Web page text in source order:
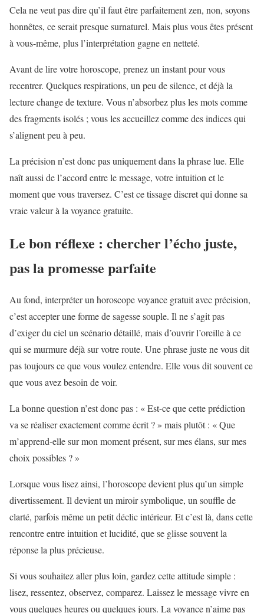
Cela ne veut pas dire qu’il faut être parfaitement zen, non, soyons
honnêtes, ce serait presque surnaturel. Mais plus vous êtes présent
à vous-même, plus l’interprétation gagne en netteté.
Avant de lire votre horoscope, prenez un instant pour vous
recentrer. Quelques respirations, un peu de silence, et déjà la
lecture change de texture. Vous n’absorbez plus les mots comme
des fragments isolés ; vous les accueillez comme des indices qui
s’alignent peu à peu.
La précision n’est donc pas uniquement dans la phrase lue. Elle
naît aussi de l’accord entre le message, votre intuition et le
moment que vous traversez. C’est ce tissage discret qui donne sa
vraie valeur à la voyance gratuite.
Le bon réflexe : chercher l’écho juste,
pas la promesse parfaite
Au fond, interpréter un horoscope voyance gratuit avec précision,
c’est accepter une forme de sagesse souple. Il ne s’agit pas
d’exiger du ciel un scénario détaillé, mais d’ouvrir l’oreille à ce
qui se murmure déjà sur votre route. Une phrase juste ne vous dit
pas toujours ce que vous voulez entendre. Elle vous dit souvent ce
que vous avez besoin de voir.
La bonne question n’est donc pas : « Est-ce que cette prédiction
va se réaliser exactement comme écrit ? » mais plutôt : « Que
m’apprend-elle sur mon moment présent, sur mes élans, sur mes
choix possibles ? »
Lorsque vous lisez ainsi, l’horoscope devient plus qu’un simple
divertissement. Il devient un miroir symbolique, un souffle de
clarté, parfois même un petit déclic intérieur. Et c’est là, dans cette
rencontre entre intuition et lucidité, que se glisse souvent la
réponse la plus précieuse.
Si vous souhaitez aller plus loin, gardez cette attitude simple :
lisez, ressentez, observez, comparez. Laissez le message vivre en
vous quelques heures ou quelques jours. La voyance n’aime pas